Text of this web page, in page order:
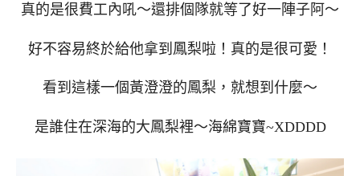
真的是很費工內吼～還排個隊就等了好一陣子阿～
好不容易終於給他拿到鳳梨啦！真的是很可愛！
看到這樣一個黃澄澄的鳳梨，就想到什麼～
是誰住在深海的大鳳梨裡～海綿寶寶~XDDDD